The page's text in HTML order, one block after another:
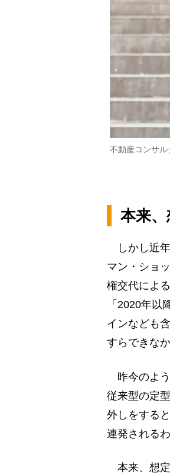
不動産コンサ
本来
しかし近年
マン・ショ
権交代によ
「2020年
インなども
すらできな
昨今のよう
従来型の定
外しをする
連発されるわ
本来、想定